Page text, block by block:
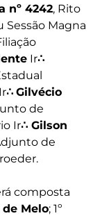
nº 4242, Rito
Sessão Magna
Ir∴
∴ Gilvécio
de
Ir∴ Gilson
de
composta
Melo; 1º